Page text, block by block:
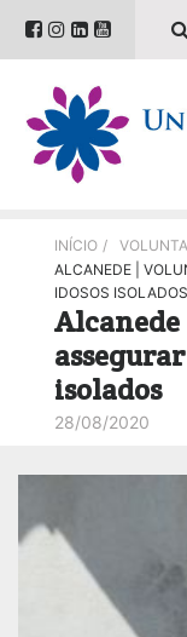
INÍCIO /
ALCANEDE |
IDOSOS ISOLADOS
isolados
28/08/2020